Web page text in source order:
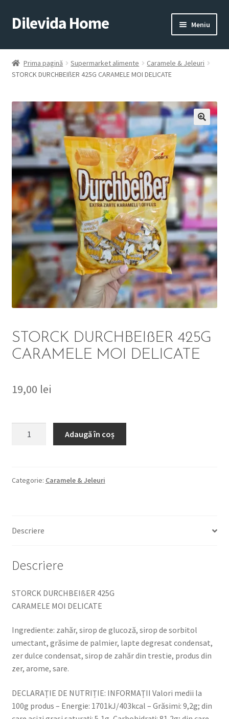
Sari
la
Sari
la
Dilevida Home Meniu
COPII
JUCARII
ROYALTY
LINE
DETERGENT
SOLUȚII CURĂȚENIE
ÎNGRIJIRE
PERSONALĂ
TROLERE
ARTICOLE VOIAJ
Prima pagină Supermarket alimente
Caramele & Jeleuri
STORCK DURCHBEIßER 425G CARAMELE MOI DELICATE
STORCK DURCHBEIßER 425G
CARAMELE MOI DELICATE
19,00 lei
CARAMELE
Adaugă în coș
Categorie: Caramele & Jeleuri
Descriere
Descriere
STORCK DURCHBEIßER 425G
CARAMELE MOI DELICATE
Ingrediente: zahăr, sirop de glucoză, sirop de sorbitol
umectant, grăsime de palmier, lapte degresat condensat,
zer dulce condensat, sirop de zahăr din trestie, produs din
zer, arome, sare.
DECLARAȚIE DE NUTRIȚIE: INFORMAȚII Valori medii la
100g produs – Energie: 1701kJ/403kcal – Grăsimi: 9,2g; din